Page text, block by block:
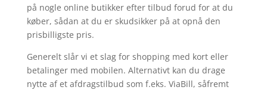
på nogle online butikker efter tilbud forud for at du
køber, sådan at du er skudsikker på at opnå den
prisbilligste pris.
Generelt slår vi et slag for shopping med kort eller
betalinger med mobilen. Alternativt kan du drage
nytte af et afdragstilbud som f.eks. ViaBill, såfremt